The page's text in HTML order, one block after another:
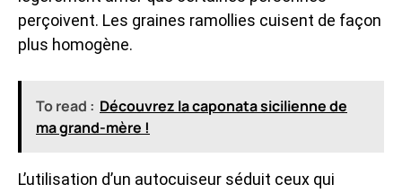
perçoivent. Les graines ramollies cuisent de façon
plus homogène.
To read : Découvrez la caponata sicilienne de
ma grand-mère !
L’utilisation d’un autocuiseur séduit ceux qui